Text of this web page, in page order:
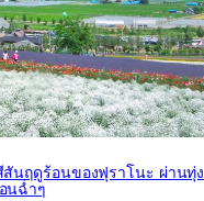
นฤดูร้อนของฟุราโนะ ผ่านทุ่ง
นฉ่ำๆ